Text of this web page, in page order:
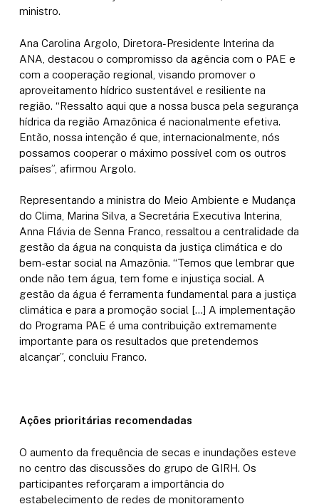
ministro.
Ana Carolina Argolo, Diretora-Presidente Interina da
ANA, destacou o compromisso da agência com o PAE e
com a cooperação regional, visando promover o
aproveitamento hídrico sustentável e resiliente na
região. “Ressalto aqui que a nossa busca pela segurança
hídrica da região Amazônica é nacionalmente efetiva.
Então, nossa intenção é que, internacionalmente, nós
possamos cooperar o máximo possível com os outros
países”, afirmou Argolo.
Representando a ministra do Meio Ambiente e Mudança
do Clima, Marina Silva, a Secretária Executiva Interina,
Anna Flávia de Senna Franco, ressaltou a centralidade da
gestão da água na conquista da justiça climática e do
bem-estar social na Amazônia. “Temos que lembrar que
onde não tem água, tem fome e injustiça social. A
gestão da água é ferramenta fundamental para a justiça
climática e para a promoção social […] A implementação
do Programa PAE é uma contribuição extremamente
importante para os resultados que pretendemos
alcançar”, concluiu Franco.
Ações prioritárias recomendadas
O aumento da frequência de secas e inundações esteve
no centro das discussões do grupo de GIRH. Os
participantes reforçaram a importância do
estabelecimento de redes de monitoramento